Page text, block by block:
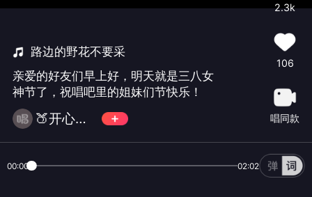
路边的野花不要采
亲爱的好友们早上好，明天就是三八女
神节了，祝唱吧里的姐妹们节快乐！
🍑开心就好🍑两周一歌
2.3k
106
唱同款
00:00 02:02